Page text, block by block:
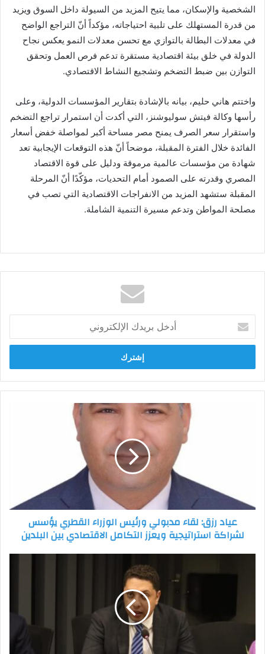
الشخصية والإسكان، مما يتيح المزيد من السيولة داخل السوق ويزيد
من قدرة المستهلك على تلبية احتياجاته، مؤكداً أنّ التراجع الواضح
في معدلات البطالة بالتوازي مع تحسن معدلات النمو يعكس نجاح
الدولة في خلق بيئة اقتصادية مستقرة تدعم فرص العمل وتحقق
التوازن بين ضبط التضخم وتشجيع النشاط الاقتصادي.
واختتم هاني حليم، بيانه بالإشادة بتقارير المؤسسات الدولية، وعلى
رأسها وكالة فيتش سوليوشنز، التي أكدت أن استمرار تراجع التضخم
واستقرار سعر الصرف يمنح مصر مساحة أكبر لمواصلة خفض أسعار
الفائدة خلال الفترة المقبلة، موضحاً أنّ هذه التوقعات الإيجابية تعد
شهادة من مؤسسات عالمية مرموقة ودليل على قوة الاقتصاد
المصري وقدرته على الصمود أمام التحديات، مؤكّدًا أنّ المرحلة
المقبلة ستشهد المزيد من الانفراجات الاقتصادية التي تصب في
مصلحة المواطن وتدعم مسيرة التنمية الشاملة.
بريدك
الإلكتروني
يؤسس
لشراكة
استراتيجية
ويعزز
عياد رزق: لقاء مدبولي ورئيس الوزراء القطري يؤسس
لشراكة استراتيجية ويعزز التكامل الاقتصادي بين البلدين
العالم